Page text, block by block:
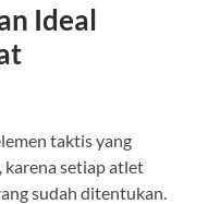
Ideal
taktis yang
karena setiap atlet
sudah ditentukan.